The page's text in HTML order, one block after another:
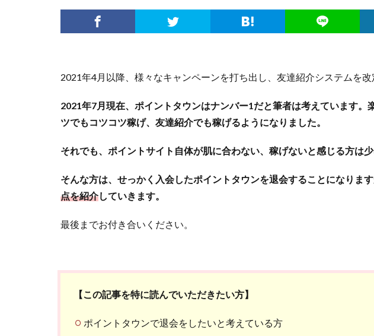
2021年4月以降、様々なキャンペーンを打ち出し、友達紹介システムを改
2021年7月現在、ポイントタウンはナンバー1だと筆者は考えています。
ツでもコツコツ稼げ、友達紹介でも稼げるようになりました。
それでも、ポイントサイト自体が肌に合わない、稼げないと感じる方は少
そんな方は、せっかく入会したポイントタウンを退会することになります
点を紹介していきます。
最後までお付き合いください。
【この記事を特に読んでいただきたい方】
ポイントタウンで退会をしたいと考えている方